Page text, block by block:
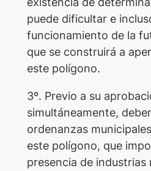
puede dificultar e
funcionamiento de la
que se construirá a
este polígono.
3º. Previo a su
simultáneamente,
ordenanzas
este polígono, que
presencia de industrias